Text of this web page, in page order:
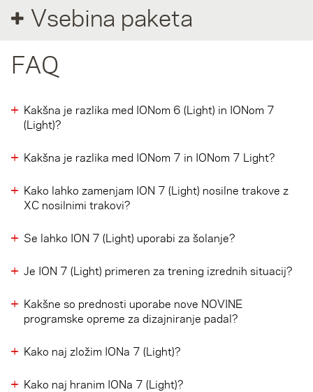
Vsebina paketa
FAQ
Kakšna je razlika med IONom 6 (Light) in IONom 7
(Light)?
Kakšna je razlika med IONom 7 in IONom 7 Light?
Kako lahko zamenjam ION 7 (Light) nosilne trakove z
XC nosilnimi trakovi?
Se lahko ION 7 (Light) uporabi za šolanje?
Je ION 7 (Light) primeren za trening izrednih situacij?
Kakšne so prednosti uporabe nove NOVINE
programske opreme za dizajniranje padal?
Kako naj zložim IONa 7 (Light)?
Kako naj hranim IONa 7 (Light)?